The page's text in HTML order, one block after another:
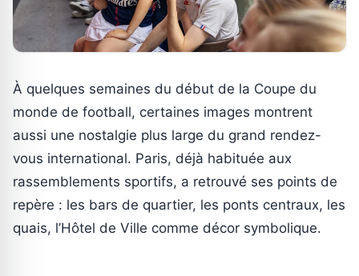
À quelques semaines du début de la Coupe du
monde de football, certaines images montrent
aussi une nostalgie plus large du grand rendez-
vous international. Paris, déjà habituée aux
rassemblements sportifs, a retrouvé ses points de
repère : les bars de quartier, les ponts centraux, les
quais, l’Hôtel de Ville comme décor symbolique.